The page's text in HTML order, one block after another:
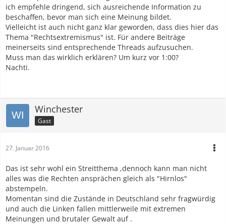
ich empfehle dringend, sich ausreichende Information zu
beschaffen, bevor man sich eine Meinung bildet.
Vielleicht ist auch nicht ganz klar geworden, dass dies hier das
Thema "Rechtsextremismus" ist. Für andere Beiträge
meinerseits sind entsprechende Threads aufzusuchen.
Muss man das wirklich erklären? Um kurz vor 1:00?
Nachti.
Winchester
Gast
27. Januar 2016
Das ist sehr wohl ein Streitthema ,dennoch kann man nicht
alles was die Rechten ansprächen gleich als "Hirnlos"
abstempeln.
Momentan sind die Zustände in Deutschland sehr fragwürdig
und auch die Linken fallen mittlerweile mit extremen
Meinungen und brutaler Gewalt auf .